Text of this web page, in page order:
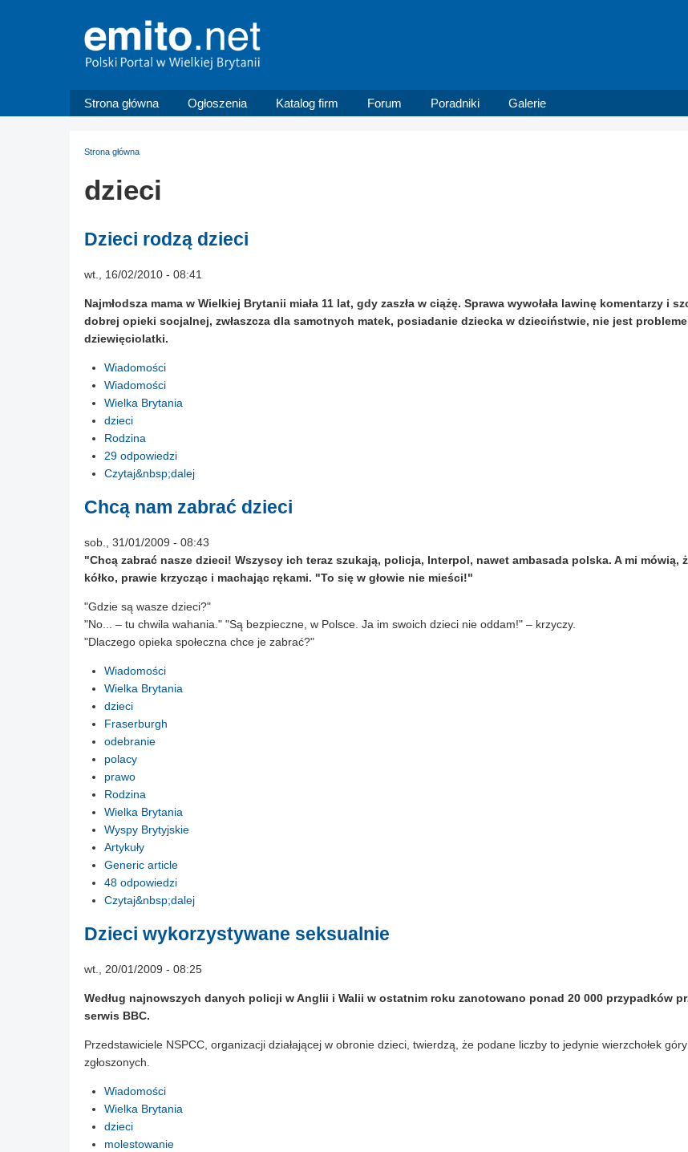
Strona główna Ogłoszenia Katalog firm Forum Poradniki Galerie
Strona główna
dzieci
Dzieci rodzą dzieci
wt., 16/02/2010 - 08:41
Najmłodsza mama w Wielkiej Brytanii miała 11 lat, gdy zaszła w ciążę. Sprawa wywołała lawinę komentarzy i
dobrej opieki socjalnej, zwłaszcza dla samotnych matek, posiadanie dziecka w dzieciństwie, nie jest
dziewięciolatki.
Wiadomości
Wiadomości
Wielka Brytania
dzieci
Rodzina
29 odpowiedzi
Czytaj&nbsp;dalej
Chcą nam zabrać dzieci
sob., 31/01/2009 - 08:43
"Chcą zabrać nasze dzieci! Wszyscy ich teraz szukają, policja, Interpol, nawet ambasada polska. A mi mówią,
kółko, prawie krzycząc i machając rękami. "To się w głowie nie mieści!"
"Gdzie są wasze dzieci?"
"No... – tu chwila wahania." "Są bezpieczne, w Polsce. Ja im swoich dzieci nie oddam!" – krzyczy.
"Dlaczego opieka społeczna chce je zabrać?"
Wiadomości
Wielka Brytania
dzieci
Fraserburgh
odebranie
polacy
prawo
Rodzina
Wielka Brytania
Wyspy Brytyjskie
Artykuły
Generic article
48 odpowiedzi
Czytaj&nbsp;dalej
Dzieci wykorzystywane seksualnie
wt., 20/01/2009 - 08:25
Według najnowszych danych policji w Anglii i Walii w ostatnim roku zanotowano ponad 20 000 przypadków
serwis BBC.
Przedstawiciele NSPCC, organizacji działającej w obronie dzieci, twierdzą, że podane liczby to jedynie wierzchołek
zgłoszonych.
Wiadomości
Wielka Brytania
dzieci
molestowanie